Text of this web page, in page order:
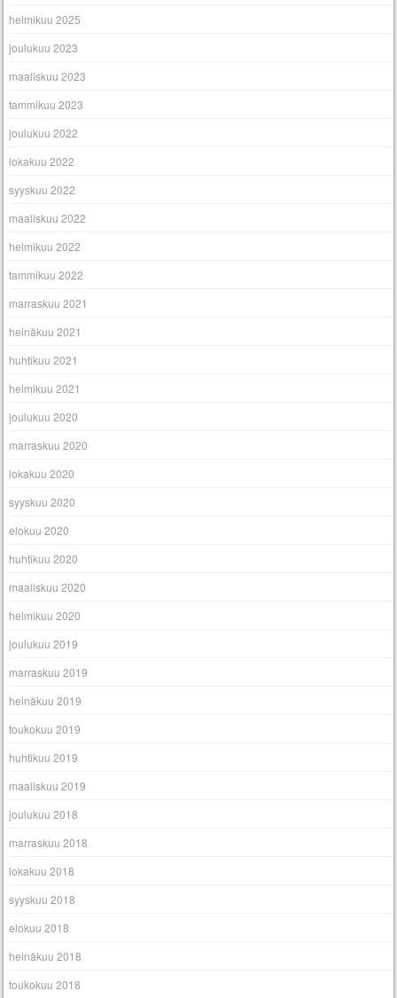
helmikuu 2025
joulukuu 2023
maaliskuu 2023
tammikuu 2023
joulukuu 2022
lokakuu 2022
syyskuu 2022
maaliskuu 2022
helmikuu 2022
tammikuu 2022
marraskuu 2021
heinäkuu 2021
huhtikuu 2021
helmikuu 2021
joulukuu 2020
marraskuu 2020
lokakuu 2020
syyskuu 2020
elokuu 2020
huhtikuu 2020
maaliskuu 2020
helmikuu 2020
joulukuu 2019
marraskuu 2019
heinäkuu 2019
toukokuu 2019
huhtikuu 2019
maaliskuu 2019
joulukuu 2018
marraskuu 2018
lokakuu 2018
syyskuu 2018
elokuu 2018
heinäkuu 2018
toukokuu 2018